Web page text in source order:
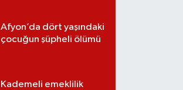
Afyon’da dört yaşındaki
çocuğun şüpheli ölümü
Kademeli emeklilik